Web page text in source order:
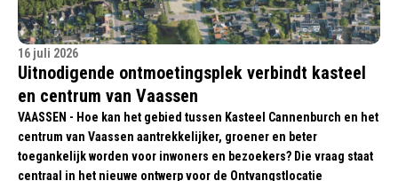
16 juli 2026
Uitnodigende ontmoetingsplek verbindt kasteel
en centrum van Vaassen
VAASSEN - Hoe kan het gebied tussen Kasteel Cannenburch en het
centrum van Vaassen aantrekkelijker, groener en beter
toegankelijk worden voor inwoners en bezoekers? Die vraag staat
centraal in het nieuwe ontwerp voor de Ontvangstlocatie